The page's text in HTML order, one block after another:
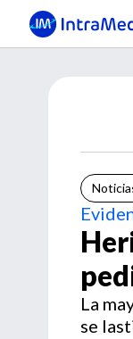
La
se